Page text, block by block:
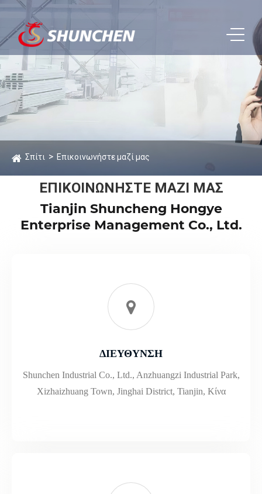
Σπίτι Επικοινωνήστε μαζί μας
ΕΠΙΚΟΙΝΩΝΉΣΤΕ ΜΑΖΊ ΜΑΣ
Tianjin Shuncheng Hongye
Enterprise Management Co., Ltd.
ΔΙΕΥΘΥΝΣΗ
Shunchen Industrial Co., Ltd., Anzhuangzi Industrial Park,
Xizhaizhuang Town, Jinghai District, Tianjin, Κίνα